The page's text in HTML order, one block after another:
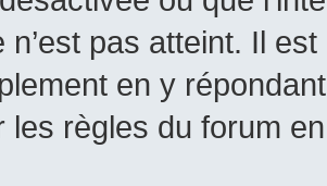
n’est pas atteint. Il
en y
les règles du forum